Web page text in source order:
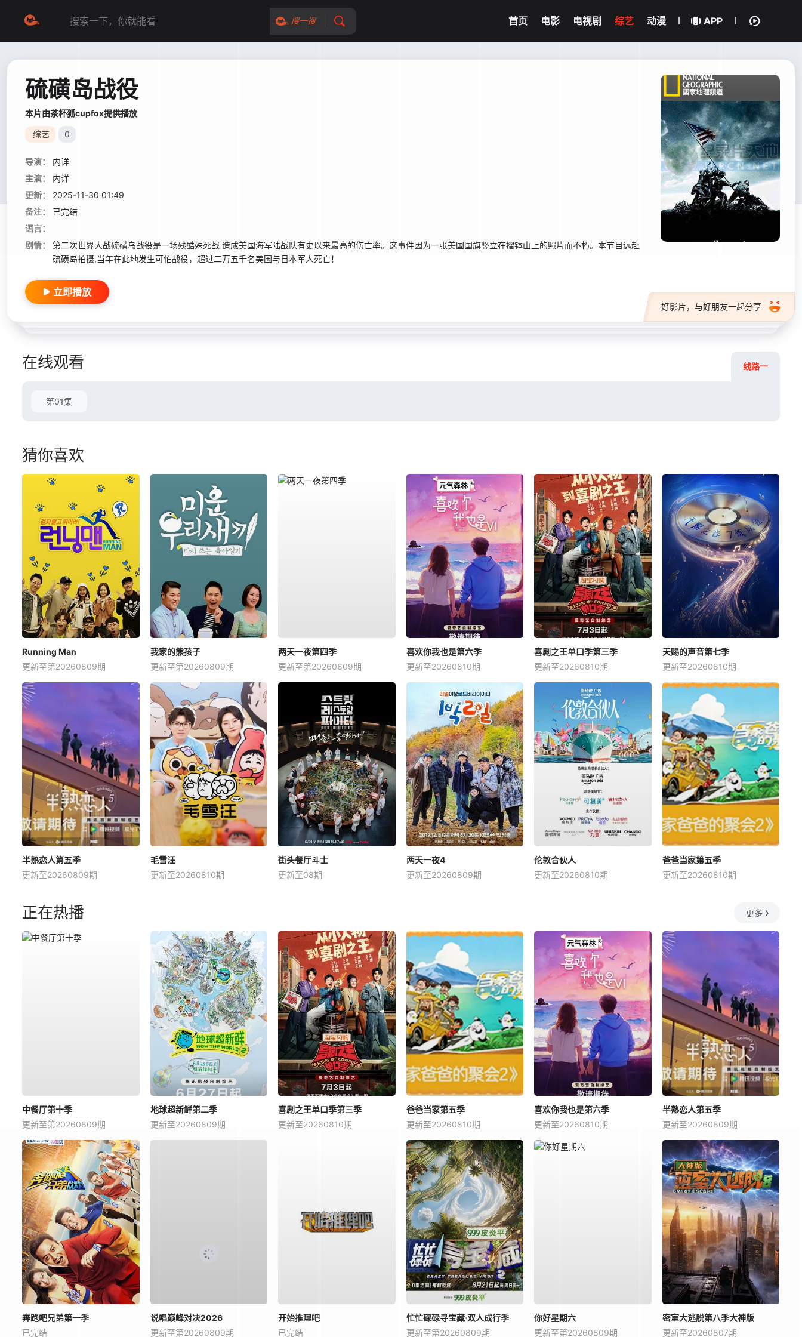
搜一搜 首页 电影 电视剧 综艺 动漫 APP
硫磺岛战役
本片由茶杯狐cupfox提供播放
综艺 0
导演：
内详
主演：
内详
更新：
2025-11-30 01:49
备注：
已完结
语言：
剧情：
第二次世界大战硫磺岛战役是一场残酷殊死战 造成美国海军陆战队有史以来最高的伤亡率。这事件因为一张美国国旗竖立在摺钵山上的照片而不朽。本节目远赴
硫磺岛拍摄,当年在此地发生可怕战役，超过二万五千名美国与日本军人死亡！
好影片，与好朋友一起分享
立即播放
在线观看 线路一
第01集
猜你喜欢
Running Man
更新至第20260809期
我家的熊孩子
更新至第20260809期
两天一夜第四季
更新至第20260809期
喜欢你我也是第六季
更新至20260810期
喜剧之王单口季第三季
更新至20260810期
天赐的声音第七季
更新至20260810期
半熟恋人第五季
更新至20260809期
毛雪汪
更新至20260810期
街头餐厅斗士
更新至08期
两天一夜4
更新至20260809期
伦敦合伙人
更新至20260810期
爸爸当家第五季
更新至20260810期
正在热播 更多
中餐厅第十季
更新至第20260809期
地球超新鲜第二季
更新至20260809期
喜剧之王单口季第三季
更新至20260810期
爸爸当家第五季
更新至20260810期
喜欢你我也是第六季
更新至20260810期
半熟恋人第五季
更新至20260809期
奔跑吧兄弟第一季
已完结
说唱巅峰对决2026
更新至第20260809期
开始推理吧
已完结
忙忙碌碌寻宝藏·双人成行季
更新至第20260809期
你好星期六
更新至第20260809期
密室大逃脱第八季大神版
更新至20260807期